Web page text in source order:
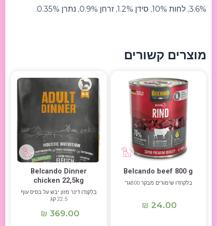
3.6%, לחות 10%, סידן 1.2%, זרחן 0.9%, נתרן 0.35%.
מוצרים קשורים
Belcando beef 800 g
בלקהדו שימורים מבקר 800גר’
₪ 24.00
Belcando Dinner
chicken 22,5kg
בלקנדו דינר מזון יבש על בסיס עוף
22.5 קג
₪ 369.00